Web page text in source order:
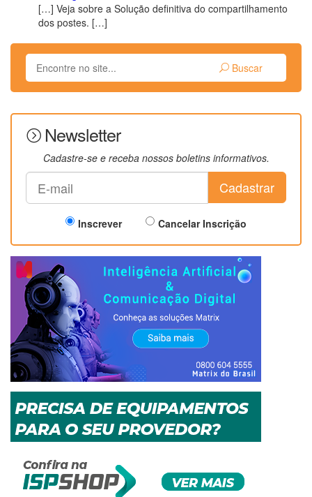
[…] Veja sobre a Solução definitiva do compartilhamento
dos postes. […]
Buscar
Newsletter
Cadastre-se e receba nossos boletins informativos.
Cadastrar
Inscrever Cancelar Inscrição